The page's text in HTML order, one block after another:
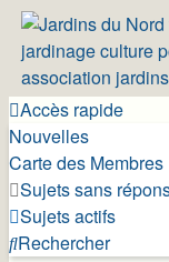
Accès rapide
Nouvelles
Carte des Membres
Sujets sans
Sujets actifs
Rechercher